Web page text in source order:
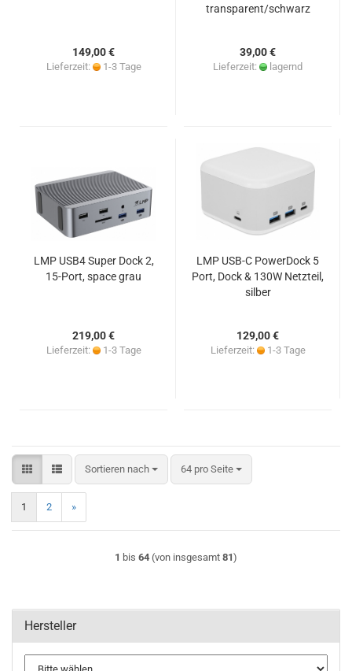
149,00 €
Lieferzeit: 1-3 Tage
transparent/schwarz
39,00 €
Lieferzeit: lagernd
LMP USB4 Super Dock 2,
15-Port, space grau
219,00 €
Lieferzeit: 1-3 Tage
LMP USB-C PowerDock 5
Port, Dock & 130W Netzteil,
silber
129,00 €
Lieferzeit: 1-3 Tage
Sortieren nach
Sortieren nach 64 pro Seite
pro Seite
1 2 »
1 bis 64 (von insgesamt 81)
Hersteller